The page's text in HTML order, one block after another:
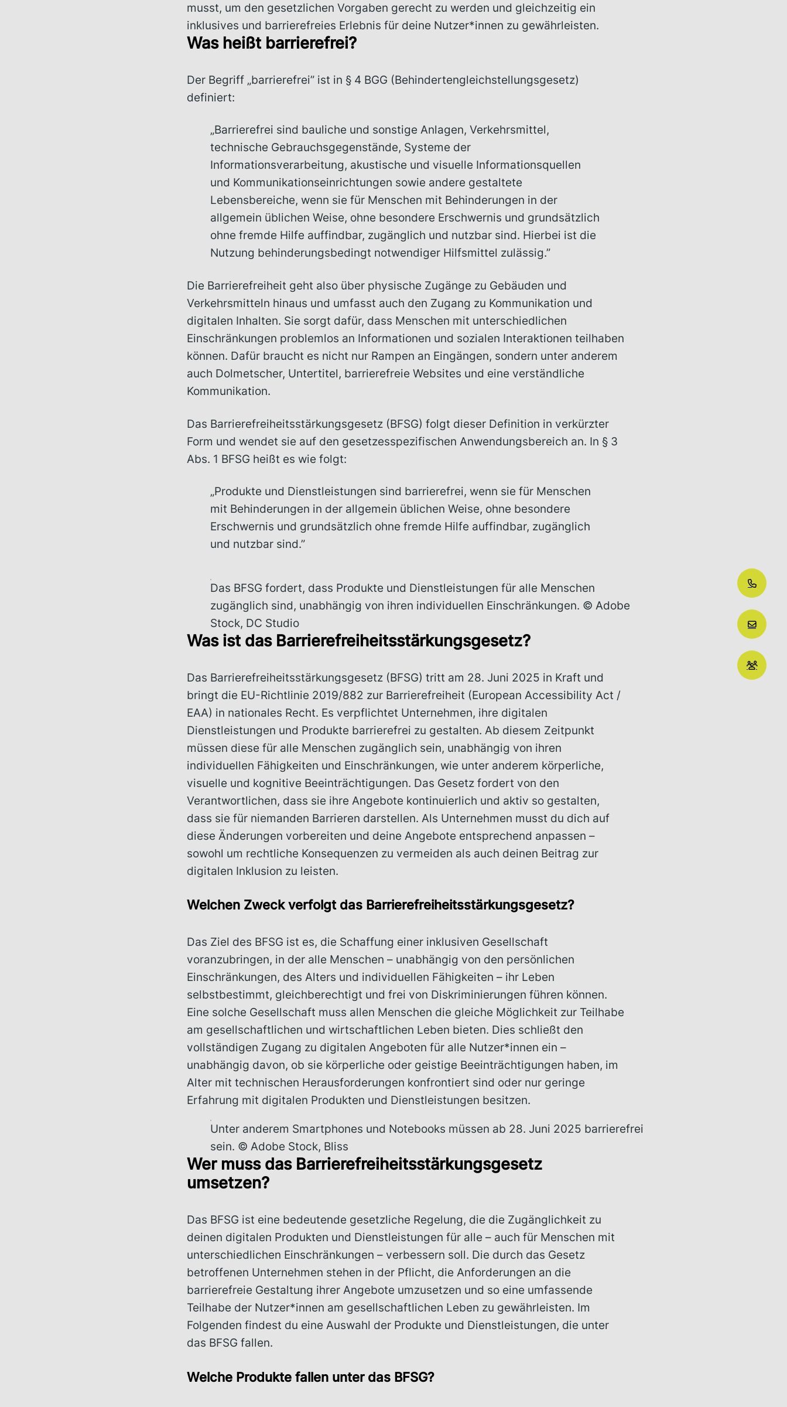
musst, um den gesetzlichen Vorgaben gerecht zu werden und gleichzeitig ein
inklusives und barrierefreies Erlebnis für deine Nutzer*innen zu gewährleisten.
Was heißt barrierefrei?
Der Begriff „barrierefrei” ist in § 4 BGG (Behindertengleichstellungsgesetz)
definiert:
„Barrierefrei sind bauliche und sonstige Anlagen, Verkehrsmittel,
technische Gebrauchsgegenstände, Systeme der
Informationsverarbeitung, akustische und visuelle Informationsquellen
und Kommunikationseinrichtungen sowie andere gestaltete
Lebensbereiche, wenn sie für Menschen mit Behinderungen in der
allgemein üblichen Weise, ohne besondere Erschwernis und grundsätzlich
ohne fremde Hilfe auffindbar, zugänglich und nutzbar sind. Hierbei ist die
Nutzung behinderungsbedingt notwendiger Hilfsmittel zulässig.”
Die Barrierefreiheit geht also über physische Zugänge zu Gebäuden und
Verkehrsmitteln hinaus und umfasst auch den Zugang zu Kommunikation und
digitalen Inhalten. Sie sorgt dafür, dass Menschen mit unterschiedlichen
Einschränkungen problemlos an Informationen und sozialen Interaktionen teilhaben
können. Dafür braucht es nicht nur Rampen an Eingängen, sondern unter anderem
auch Dolmetscher, Untertitel, barrierefreie Websites und eine verständliche
Kommunikation.
Das Barrierefreiheitsstärkungsgesetz (BFSG) folgt dieser Definition in verkürzter
Form und wendet sie auf den gesetzesspezifischen Anwendungsbereich an. In § 3
Abs. 1 BFSG heißt es wie folgt:
„Produkte und Dienstleistungen sind barrierefrei, wenn sie für Menschen
mit Behinderungen in der allgemein üblichen Weise, ohne besondere
Erschwernis und grundsätzlich ohne fremde Hilfe auffindbar, zugänglich
und nutzbar sind.”
Das BFSG fordert, dass Produkte und Dienstleistungen für alle Menschen
zugänglich sind, unabhängig von ihren individuellen Einschränkungen. © Adobe
Stock, DC Studio
Was ist das Barrierefreiheitsstärkungsgesetz?
Das Barrierefreiheitsstärkungsgesetz (BFSG) tritt am 28. Juni 2025 in Kraft und
bringt die EU-Richtlinie 2019/882 zur Barrierefreiheit (European Accessibility Act /
EAA) in nationales Recht. Es verpflichtet Unternehmen, ihre digitalen
Dienstleistungen und Produkte barrierefrei zu gestalten. Ab diesem Zeitpunkt
müssen diese für alle Menschen zugänglich sein, unabhängig von ihren
individuellen Fähigkeiten und Einschränkungen, wie unter anderem körperliche,
visuelle und kognitive Beeinträchtigungen. Das Gesetz fordert von den
Verantwortlichen, dass sie ihre Angebote kontinuierlich und aktiv so gestalten,
dass sie für niemanden Barrieren darstellen. Als Unternehmen musst du dich auf
diese Änderungen vorbereiten und deine Angebote entsprechend anpassen –
sowohl um rechtliche Konsequenzen zu vermeiden als auch deinen Beitrag zur
digitalen Inklusion zu leisten.
Welchen Zweck verfolgt das Barrierefreiheitsstärkungsgesetz?
Das Ziel des BFSG ist es, die Schaffung einer inklusiven Gesellschaft
voranzubringen, in der alle Menschen – unabhängig von den persönlichen
Einschränkungen, des Alters und individuellen Fähigkeiten – ihr Leben
selbstbestimmt, gleichberechtigt und frei von Diskriminierungen führen können.
Eine solche Gesellschaft muss allen Menschen die gleiche Möglichkeit zur Teilhabe
am gesellschaftlichen und wirtschaftlichen Leben bieten. Dies schließt den
vollständigen Zugang zu digitalen Angeboten für alle Nutzer*innen ein –
unabhängig davon, ob sie körperliche oder geistige Beeinträchtigungen haben, im
Alter mit technischen Herausforderungen konfrontiert sind oder nur geringe
Erfahrung mit digitalen Produkten und Dienstleistungen besitzen.
Unter anderem Smartphones und Notebooks müssen ab 28. Juni 2025 barrierefrei
sein. © Adobe Stock, Bliss
Wer muss das Barrierefreiheitsstärkungsgesetz
umsetzen?
Das BFSG ist eine bedeutende gesetzliche Regelung, die die Zugänglichkeit zu
deinen digitalen Produkten und Dienstleistungen für alle – auch für Menschen mit
unterschiedlichen Einschränkungen – verbessern soll. Die durch das Gesetz
betroffenen Unternehmen stehen in der Pflicht, die Anforderungen an die
barrierefreie Gestaltung ihrer Angebote umzusetzen und so eine umfassende
Teilhabe der Nutzer*innen am gesellschaftlichen Leben zu gewährleisten. Im
Folgenden findest du eine Auswahl der Produkte und Dienstleistungen, die unter
das BFSG fallen.
Welche Produkte fallen unter das BFSG?